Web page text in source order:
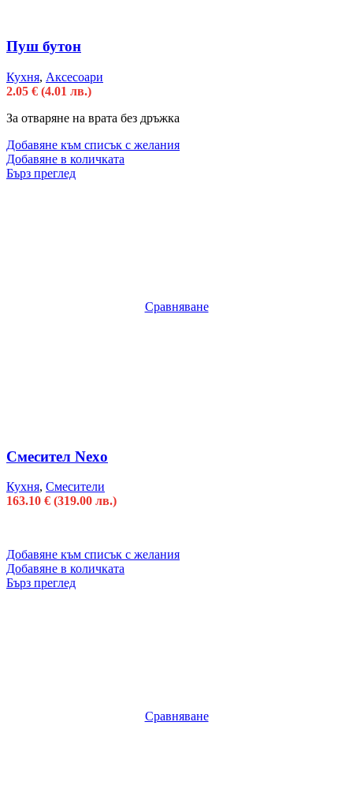
Пуш бутон
Кухня, Аксесоари
2.05 € (4.01 лв.)
За отваряне на врата без дръжка
Добавяне към списък с желания
Добавяне в количката
Бърз преглед
Сравняване
Смесител Nexo
Кухня, Смесители
163.10 € (319.00 лв.)
Добавяне към списък с желания
Добавяне в количката
Бърз преглед
Сравняване